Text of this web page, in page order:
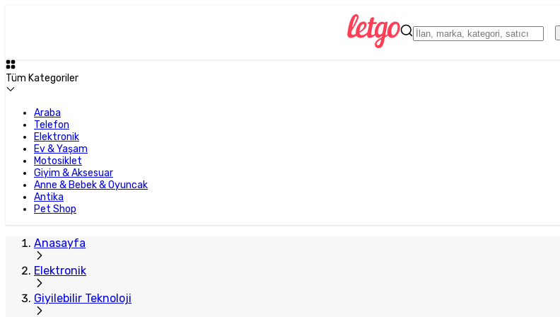
Tüm Kategoriler
Araba
Telefon
Elektronik
Ev & Yaşam
Motosiklet
Giyim & Aksesuar
Anne & Bebek & Oyuncak
Antika
Pet Shop
Anasayfa
Elektronik
Giyilebilir Teknoloji